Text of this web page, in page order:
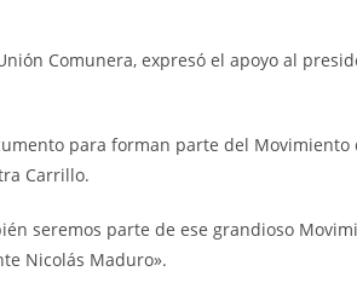
Comunera, expresó el apoyo al
para forman parte del Movimiento
Carrillo.
seremos parte de ese grandioso
Nicolás Maduro».